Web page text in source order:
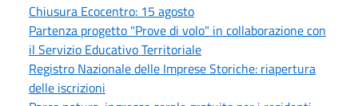
Chiusura Ecocentro: 15 agosto
Partenza progetto "Prove di volo" in collaborazione con
il Servizio Educativo Territoriale
Registro Nazionale delle Imprese Storiche: riapertura
delle iscrizioni